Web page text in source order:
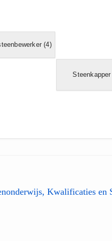
(4)
Steenkapper
Kwalificaties